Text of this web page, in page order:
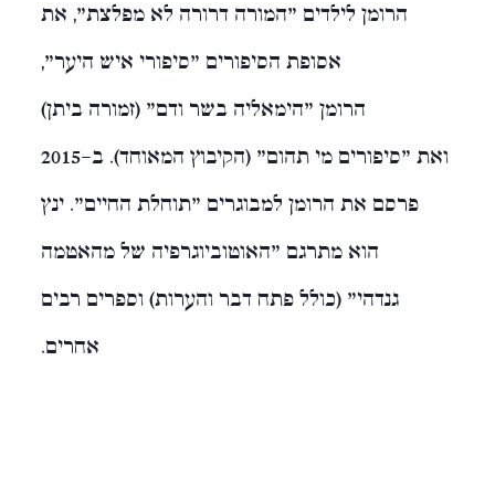
הרומן לילדים "המורה דרורה לא מפלצת", את
אסופת הסיפורים "סיפורי איש היער",
הרומן "הימאליה בשר ודם" (זמורה ביתן)
ואת "סיפורים מי תהום" (הקיבוץ המאוחד). ב-2015
פרסם את הרומן למבוגרים "תוחלת החיים". ינץ
הוא מתרגם "האוטוביוגרפיה של מהאטמה
גנדהי" (כולל פתח דבר והערות) וספרים רבים
אחרים.